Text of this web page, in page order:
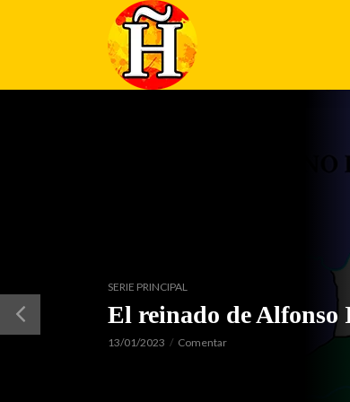
SERIE PRINCIPAL
El reinado de
13/01/2023 Comentar